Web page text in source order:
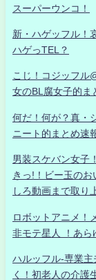
スーパーウンコ！
新・ハゲッフル！
ハゲっTEL？
こじ！コジッフル
女のBL腐女子的ま
何だ！何が？真
ニート的まとめ速
男装スケバン女子
きっ!！ビー玉の
しろ動画まで取り
ロボットアニメ！
非モテ星人 ！あら
ハルッフル-専業主
く！初老人の介護